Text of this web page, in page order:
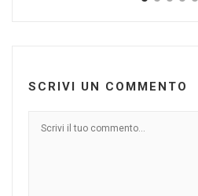
SCRIVI UN COMMENTO